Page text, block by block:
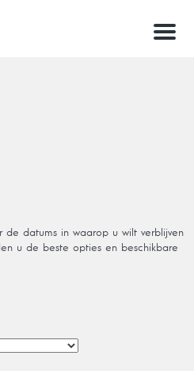
Menu
de datums in waarop u wilt verblijven
u de beste opties en beschikbare